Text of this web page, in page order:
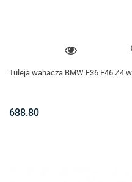
Tuleja wahacza BMW E36 E46 Z4
688.80